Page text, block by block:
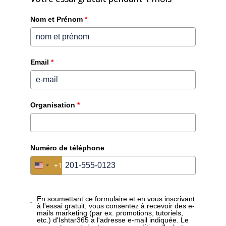
Ishtar365 est conçu pour être facile à utiliser, quel
que soit l’endroit où vous travaillez. Que vous soyez
au bureau ou sur un chantier, vous avez toujours
accès au système via n’importe quel appareil.
Nom et Prénom *
Email *
Organisation *
Numéro de téléphone
United States +1
+1
En soumettant ce formulaire et en vous inscrivant
à l'essai gratuit, vous consentez à recevoir des e-
mails marketing (par ex. promotions, tutoriels,
etc.) d'Ishtar365 à l'adresse e-mail indiquée. Le